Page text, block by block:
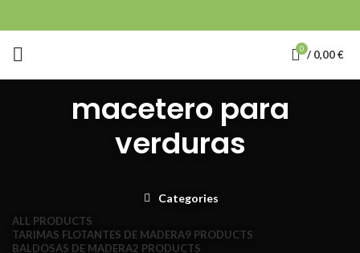
0 / 0,00€
macetero para
verduras
Categories
ALL PRODUCTS
TARIMAS FLOTANTES DE MADERA9 PRODUCTS
BALDOSAS DE MADERA2 PRODUCTS